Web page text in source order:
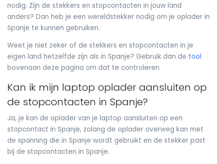
nodig. Zijn de stekkers en stopcontacten in jouw land
anders? Dan heb je een wereldstekker nodig om je oplader in
Spanje te kunnen gebruiken.
Weet je niet zeker of de stekkers en stopcontacten in je
eigen land hetzelfde zijn als in Spanje? Gebruik dan de tool
bovenaan deze pagina om dat te controleren.
Kan ik mijn laptop oplader aansluiten op
de stopcontacten in Spanje?
Ja, je kan de oplader van je laptop aansluiten op een
stopcontact in Spanje, zolang de oplader overweg kan met
de spanning die in Spanje wordt gebruikt en de stekker past
bij de stopcontacten in Spanje.